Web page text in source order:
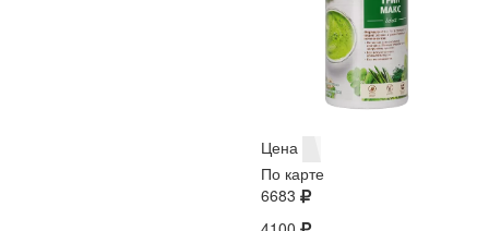
Цена
По карте
6683